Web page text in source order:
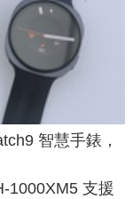
智慧手錶，
1000XM5 支援